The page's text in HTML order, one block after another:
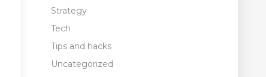
Strategy
Tech
Tips and hacks
Uncategorized